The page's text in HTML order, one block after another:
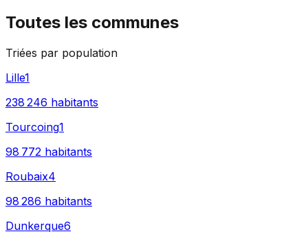
Toutes les communes
Triées par population
Lille1
238 246 habitants
Tourcoing1
98 772 habitants
Roubaix4
98 286 habitants
Dunkerque6